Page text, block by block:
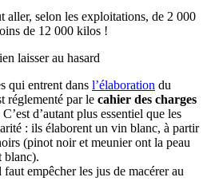
aller, selon les exploitations, de 2 000
de 12 000 kilos !
laisser au hasard
qui entrent dans l’élaboration du
réglementé par le cahier des charges
d’autant plus essentiel que les
: ils élaborent un vin blanc, à partir
(pinot noir et meunier ont la peau
blanc).
empêcher les jus de macérer au